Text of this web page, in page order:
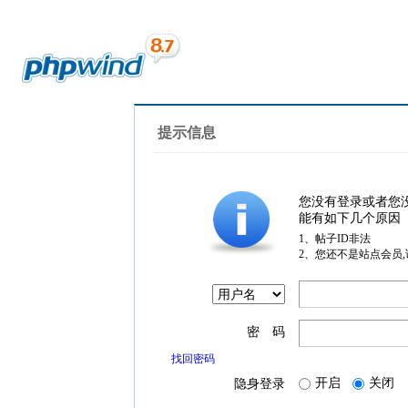
提示信息
您没有登录或者您
能有如下几个原因
1、帖子ID非法
2、您还不是站点会员
密 码
找回密码
隐身登录 开启 关闭